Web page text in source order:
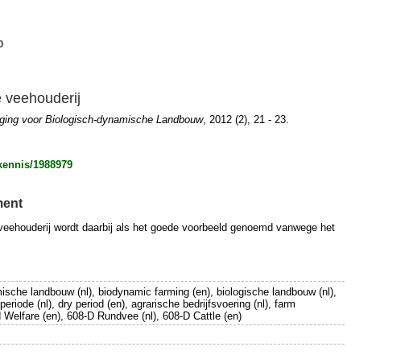
veehouderij
voor Biologisch-dynamische Landbouw, 2012 (2), 21 - 23.
1988979
wordt daarbij als het goede voorbeeld genoemd vanwege het
landbouw (nl), biodynamic farming (en), biologische landbouw (nl),
(nl), dry period (en), agrarische bedrijfsvoering (nl), farm
(en), 608-D Rundvee (nl), 608-D Cattle (en)